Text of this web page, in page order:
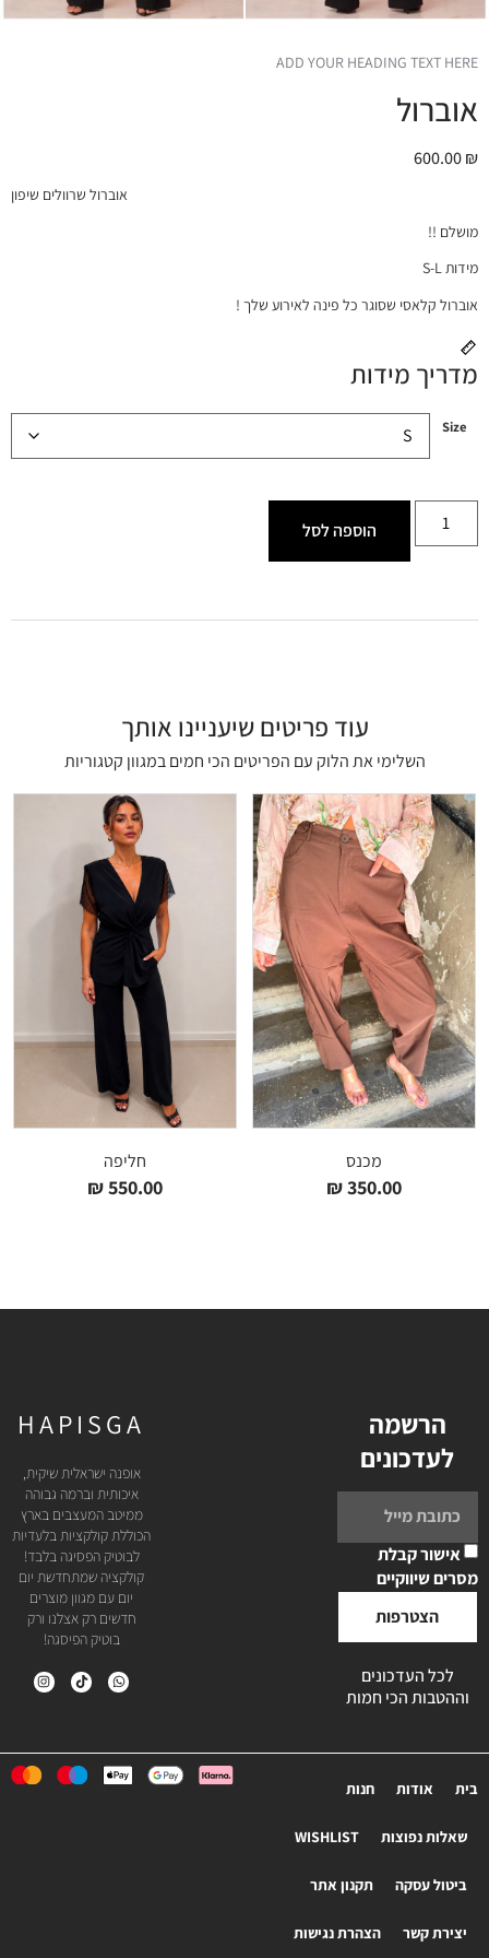
ADD YOUR HEADING TEXT HERE
אוברול
600.00₪
אוברול שרוולים שיפון
מושלם !!
מידות S-L
אוברול קלאסי שסוגר כל פינה לאירוע שלך !
מדריך מידות
Size
הוספה לסל
עוד פריטים שיעניינו אותך
השלימי את הלוק עם הפריטים הכי חמים במגוון קטגוריות
מכנס
350.00
₪
חליפה
550.00
₪
הרשמה
לעדכונים
אישור קבלת
מסרים שיווקיים
הצטרפות
לכל העדכונים
וההטבות הכי חמות
HAPISGA
אופנה ישראלית שיקית,
איכותית וברמה גבוהה
ממיטב המעצבים בארץ
הכוללת קולקציות בלעדיות
לבוטיק הפסיגה בלבד!
קולקציה שמתחדשת יום
יום עם מגוון מוצרים
חדשים רק אצלנו ורק
בוטיק הפיסגה!
בית אודות חנות
שאלות נפוצות WISHLIST
ביטול עסקה תקנון אתר
יצירת קשר הצהרת נגישות